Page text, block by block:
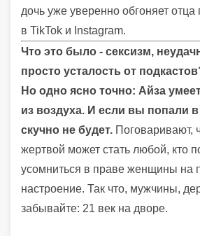
дочь уже уверенно обгоняет отца
в TikTok и Instagram.
Что это было - сексизм,
просто усталость от
Но одно ясно точно: Айза
из воздуха. И если вы попали
скучно не будет. Поговаривают,
жертвой может стать любой, кто
усомниться в праве женщины на
настроение. Так что, мужчины,
забывайте: 21 век на дворе.